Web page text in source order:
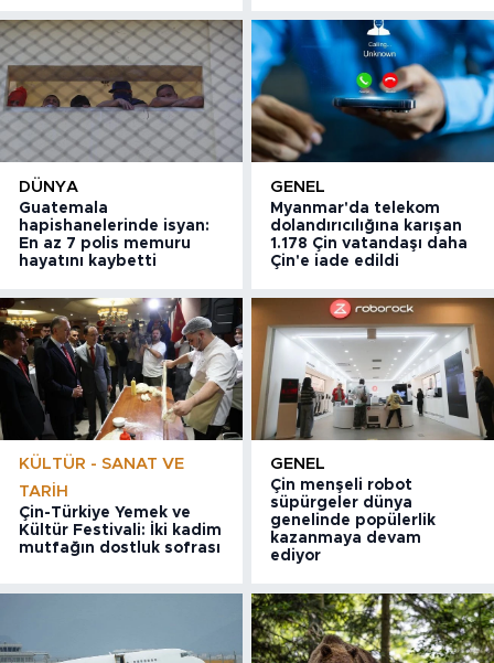
DÜNYA
Guatemala
hapishanelerinde isyan:
En az 7 polis memuru
hayatını kaybetti
GENEL
Myanmar'da telekom
dolandırıcılığına karışan
1.178 Çin vatandaşı daha
Çin'e iade edildi
KÜLTÜR - SANAT VE
TARIH
Çin-Türkiye Yemek ve
Kültür Festivali: İki kadim
mutfağın dostluk sofrası
GENEL
Çin menşeli robot
süpürgeler dünya
genelinde popülerlik
kazanmaya devam
ediyor